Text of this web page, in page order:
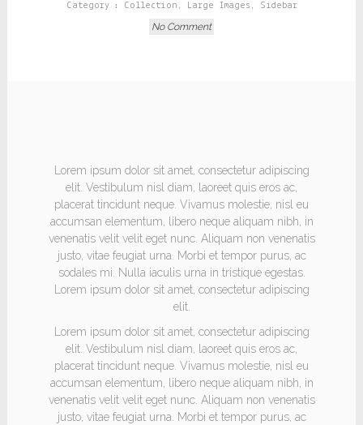
Category : Collection , Large Images , Sidebar
No Comment
Lorem ipsum dolor sit amet, consectetur adipiscing
elit. Vestibulum nisl diam, laoreet quis eros ac,
placerat tincidunt neque. Vivamus molestie, nisl eu
accumsan elementum, libero neque aliquam nibh, in
venenatis velit velit eget nunc. Aliquam non venenatis
justo, vitae feugiat urna. Morbi et tempor purus, ac
sodales mi. Nulla iaculis urna in tristique egestas.
Lorem ipsum dolor sit amet, consectetur adipiscing
elit.
Lorem ipsum dolor sit amet, consectetur adipiscing
elit. Vestibulum nisl diam, laoreet quis eros ac,
placerat tincidunt neque. Vivamus molestie, nisl eu
accumsan elementum, libero neque aliquam nibh, in
venenatis velit velit eget nunc. Aliquam non venenatis
justo, vitae feugiat urna. Morbi et tempor purus, ac